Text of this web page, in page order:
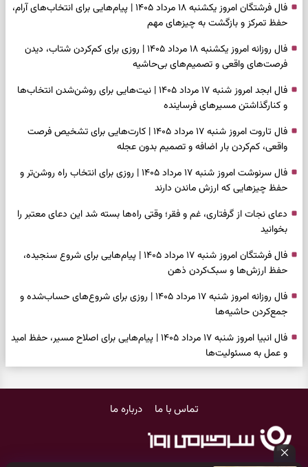
فال فرشتگان امروز یکشنبه ۱۸ مرداد ۱۴۰۵ | پیام‌هایی برای انتخاب‌های آرام،
حفظ تمرکز و بازگشت به چیزهای مهم
فال روزانه امروز یکشنبه ۱۸ مرداد ۱۴۰۵ | روزی برای کم‌کردن شتاب، دیدن
فرصت‌های واقعی و تصمیم‌های بی‌حاشیه
فال ابجد امروز شنبه ۱۷ مرداد ۱۴۰۵ | نیت‌هایی برای روشن‌شدن انتخاب‌ها
و کنارگذاشتن مسیرهای فرساینده
فال تاروت امروز شنبه ۱۷ مرداد ۱۴۰۵ | کارت‌هایی برای تشخیص فرصت
واقعی، کم‌کردن بار اضافه و تصمیم بدون عجله
فال سرنوشت امروز شنبه ۱۷ مرداد ۱۴۰۵ | روزی برای انتخاب راه روشن‌تر و
حفظ چیزهایی که ارزش ماندن دارند
دعای نجات از گرفتاری، غم و فقر؛ وقتی راه‌ها بسته شد این دعای معتبر را
بخوانید
فال فرشتگان امروز شنبه ۱۷ مرداد ۱۴۰۵ | پیام‌هایی برای شروع سنجیده،
حفظ ارزش‌ها و سبک‌کردن ذهن
فال روزانه امروز شنبه ۱۷ مرداد ۱۴۰۵ | روزی برای شروع‌های حساب‌شده و
جمع‌کردن حاشیه‌ها
فال انبیا امروز شنبه ۱۷ مرداد ۱۴۰۵ | پیام‌هایی برای اصلاح مسیر، حفظ امید
و عمل به مسئولیت‌ها
سلیقه شخصی و پایان‌دادن به تردیدها
تماس با ما درباره ما